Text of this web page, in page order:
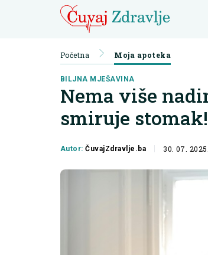
Početna Moja apoteka
BILJNA MJEŠAVINA
Nema više
smiruje stomak!
Autor:ČuvajZdravlje.ba 30. 07. 2025.